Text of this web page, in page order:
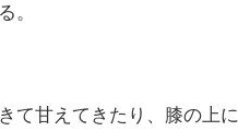
。
て甘えてきたり、膝の上に